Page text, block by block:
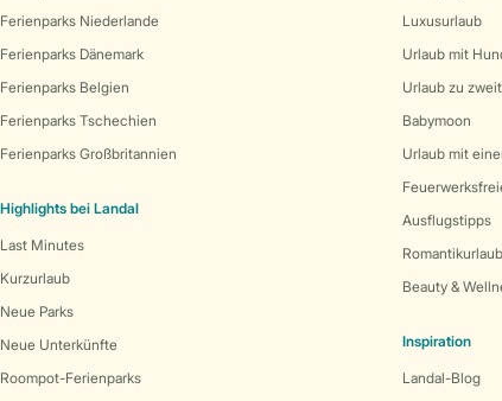
Ferienparks Niederlande
Ferienparks Dänemark
Ferienparks Belgien
Ferienparks Tschechien
Ferienparks Großbritannien
Highlights bei Landal
Last Minutes
Kurzurlaub
Neue Parks
Neue Unterkünfte
Roompot-Ferienparks
Luxusurlaub
Urlaub mit
Urlaub zu zweit
Babymoon
Urlaub mit
Ausflugstipps
Romantikurlaub
Beauty &
Inspiration
Landal-Blog